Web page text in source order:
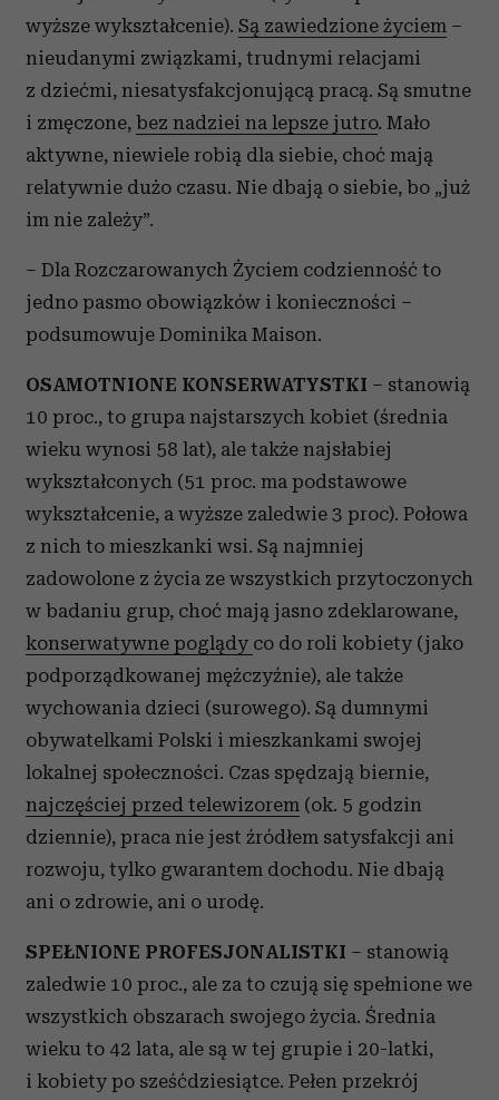
analizować ruch w naszej witrynie. Informacje o tym, jak
korzystasz z naszej witryny, udostępniamy partnerom
społecznościowym, reklamowym i analitycznym.
Partnerzy mogą połączyć te informacje z innymi danymi
otrzymanymi od Ciebie lub uzyskanymi podczas
korzystania z ich usług.
wyższe wykształcenie). Są zawiedzione życiem –
nieudanymi związkami, trudnymi relacjami
z dziećmi, niesatysfakcjonującą pracą. Są smutne
i zmęczone, bez nadziei na lepsze jutro. Mało
aktywne, niewiele robią dla siebie, choć mają
relatywnie dużo czasu. Nie dbają o siebie, bo „już
im nie zależy”.
– Dla Rozczarowanych Życiem codzienność to
jedno pasmo obowiązków i konieczności –
podsumowuje Dominika Maison.
OSAMOTNIONE KONSERWATYSTKI – stanowią
10 proc., to grupa najstarszych kobiet (średnia
wieku wynosi 58 lat), ale także najsłabiej
wykształconych (51 proc. ma podstawowe
wykształcenie, a wyższe zaledwie 3 proc). Połowa
z nich to mieszkanki wsi. Są najmniej
zadowolone z życia ze wszystkich przytoczonych
w badaniu grup, choć mają jasno zdeklarowane,
konserwatywne poglądy co do roli kobiety (jako
podporządkowanej mężczyźnie), ale także
wychowania dzieci (surowego). Są dumnymi
obywatelkami Polski i mieszkankami swojej
lokalnej społeczności. Czas spędzają biernie,
najczęściej przed telewizorem (ok. 5 godzin
dziennie), praca nie jest źródłem satysfakcji ani
rozwoju, tylko gwarantem dochodu. Nie dbają
ani o zdrowie, ani o urodę.
SPEŁNIONE PROFESJONALISTKI – stanowią
zaledwie 10 proc., ale za to czują się spełnione we
wszystkich obszarach swojego życia. Średnia
wieku to 42 lata, ale są w tej grupie i 20-latki,
i kobiety po sześćdziesiątce. Pełen przekrój